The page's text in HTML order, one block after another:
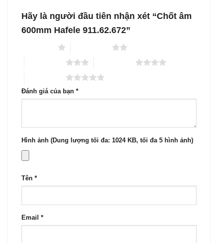
Hãy là người đầu tiên nhận xét “Chốt âm
600mm Hafele 911.62.672”
Đánh giá của bạn *
Hình ảnh (Dung lượng tối đa: 1024 KB, tối đa 5 hình ảnh)
Tên *
Email *